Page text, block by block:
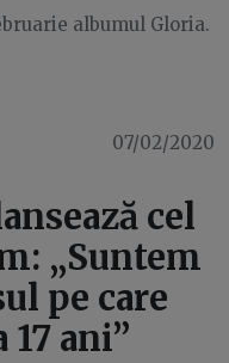
albumul Gloria.
07/02/2020
cel
„Suntem
pe care
ani”